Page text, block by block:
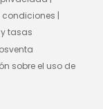
condiciones |
tasas
sobre el uso de